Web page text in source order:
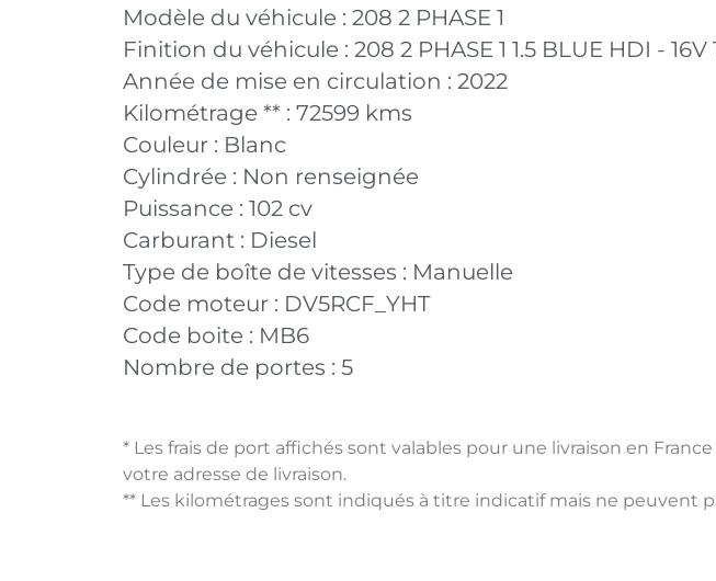
Modèle du véhicule : 208 2 PHASE 1
Finition du véhicule : 208 2 PHASE 1 1.5 BLUE HDI - 16V
Année de mise en circulation : 2022
Kilométrage ** : 72599 kms
Couleur : Blanc
Cylindrée : Non renseignée
Puissance : 102 cv
Carburant : Diesel
Type de boîte de vitesses : Manuelle
Code moteur : DV5RCF_YHT
Code boite : MB6
Nombre de portes : 5
* Les frais de port affichés sont valables pour une livraison en
votre adresse de livraison.
** Les kilométrages sont indiqués à titre indicatif mais ne peuvent